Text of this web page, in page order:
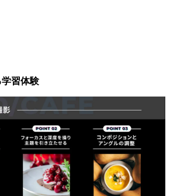
学習体験